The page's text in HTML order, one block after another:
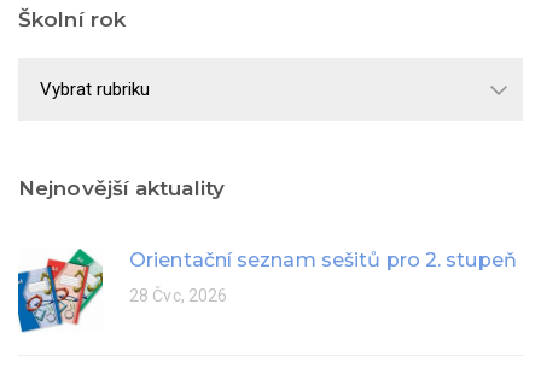
Školní rok
rok
Nejnovější aktuality
Orientační seznam sešitů pro 2. stupeň
28 Čvc, 2026